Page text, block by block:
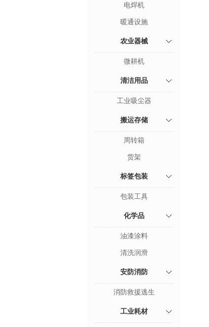
电焊机
暖通设施
农业器械
微耕机
清洁用品
工业吸尘器
搬运存储
周转箱
货架
标签包装
包装工具
化学品
油漆涂料
清洗润滑
安防消防
消防救援逃生
工业耗材